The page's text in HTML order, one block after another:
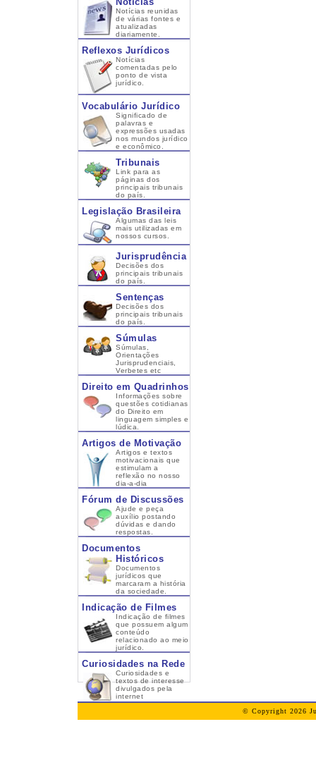
Notícias reunidas
de várias fontes e
atualizadas
diariamente.
Reflexos Jurídicos
Notícias
comentadas pelo
ponto de vista
jurídico.
Vocabulário Jurídico
Significado de
palavras e
expressões usadas
nos mundos jurídico
e econômico.
Tribunais
Link para as
páginas dos
principais tribunais
do país.
Legislação Brasileira
Algumas das leis
mais utilizadas em
nossos cursos.
Jurisprudência
Decisões dos
principais tribunais
do país.
Sentenças
Decisões dos
principais tribunais
do país.
Súmulas
Súmulas,
Orientações
Jurisprudenciais,
Verbetes etc
Direito em Quadrinhos
Informações sobre
questões cotidianas
do Direito em
linguagem simples e
lúdica.
Artigos de Motivação
Artigos e textos
motivacionais que
estimulam a
reflexão no nosso
dia-a-dia
Fórum de Discussões
Ajude e peça
auxílio postando
dúvidas e dando
respostas.
Documentos
Históricos
Documentos
jurídicos que
marcaram a história
da sociedade.
Indicação de Filmes
Indicação de filmes
que possuem algum
conteúdo
relacionado ao meio
jurídico.
Curiosidades na Rede
Curiosidades e
textos de interesse
divulgados pela
internet
© Copyright 2026